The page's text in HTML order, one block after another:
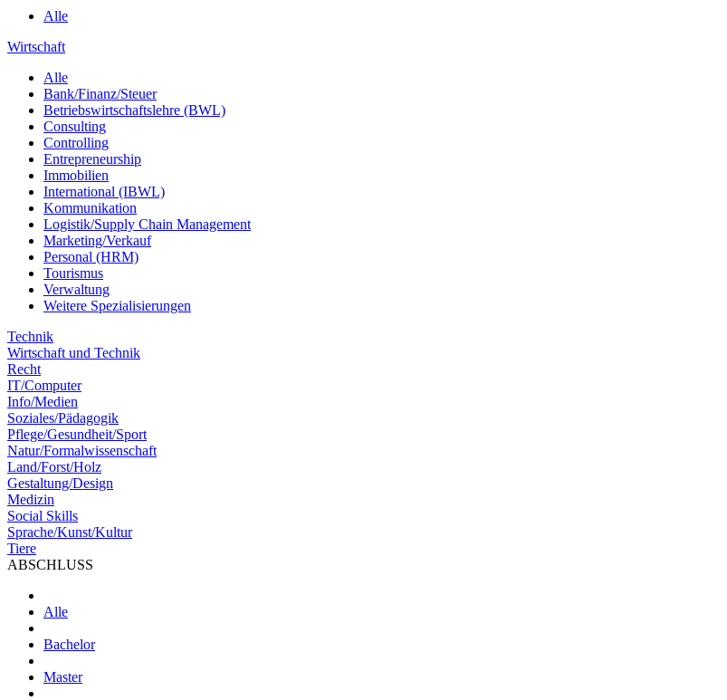
Alle
Wirtschaft
Alle
Bank/Finanz/Steuer
Betriebswirtschaftslehre (BWL)
Consulting
Controlling
Entrepreneurship
Immobilien
International (IBWL)
Kommunikation
Logistik/Supply Chain Management
Marketing/Verkauf
Personal (HRM)
Tourismus
Verwaltung
Weitere Spezialisierungen
Technik
Wirtschaft und Technik
Recht
IT/Computer
Info/Medien
Soziales/Pädagogik
Pflege/Gesundheit/Sport
Natur/Formalwissenschaft
Land/Forst/Holz
Gestaltung/Design
Medizin
Social Skills
Sprache/Kunst/Kultur
Tiere
ABSCHLUSS
Alle
Bachelor
Master